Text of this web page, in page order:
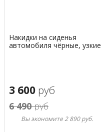
Накидки на сиденья
автомобиля чёрные, узкие
3 600 руб
6 490руб
Вы экономите 2 890 руб.